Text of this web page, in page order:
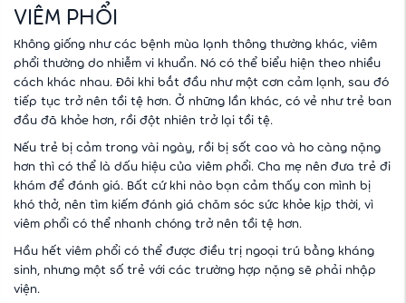
‎VIÊM PHỔI
Không giống như các bệnh mùa lạnh thông thường khác, viêm
phổi thường do nhiễm vi khuẩn. Nó có thể biểu hiện theo nhiều
cách khác nhau. Đôi khi bắt đầu như một cơn cảm lạnh, sau đó
tiếp tục trở nên tồi tệ hơn. Ở những lần khác, có vẻ như trẻ ban
đầu đã khỏe hơn, rồi đột nhiên trở lại tồi tệ.
Nếu trẻ bị cảm trong vài ngày, rồi bị sốt cao và ho càng nặng
hơn thì có thể là dấu hiệu của viêm phổi. Cha mẹ nên đưa trẻ đi
khám để đánh giá. Bất cứ khi nào bạn cảm thấy con mình bị
khó thở, nên tìm kiếm đánh giá chăm sóc sức khỏe kịp thời, vì
viêm phổi có thể nhanh chóng trở nên tồi tệ hơn.
Hầu hết viêm phổi có thể được điều trị ngoại trú bằng kháng
sinh, nhưng một số trẻ với các trường hợp nặng sẽ phải nhập
viện.